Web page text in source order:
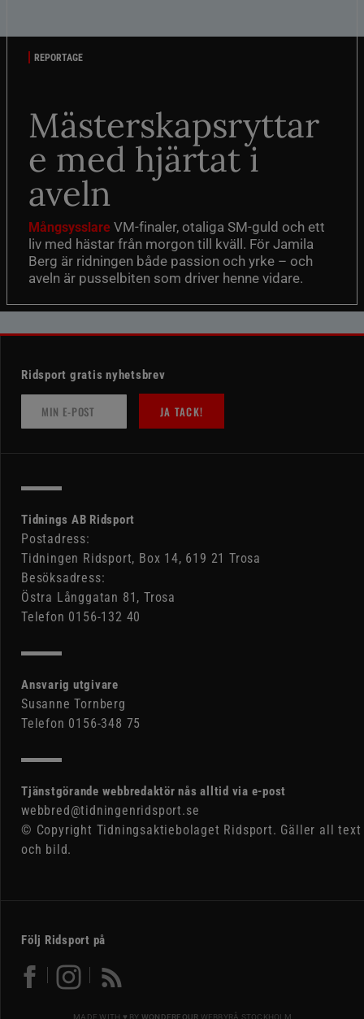
REPORTAGE
Mästerskapsryttar
e med hjärtat i
aveln
Mångsysslare VM-finaler, otaliga SM-guld och ett
liv med hästar från morgon till kväll. För Jamila
Berg är ridningen både passion och yrke – och
aveln är pusselbiten som driver henne vidare.
Ridsport gratis nyhetsbrev
JA TACK!
Tidnings AB Ridsport
Postadress:
Tidningen Ridsport, Box 14, 619 21 Trosa
Besöksadress:
Östra Långgatan 81, Trosa
Telefon 0156-132 40
Ansvarig utgivare
Susanne Tornberg
Telefon 0156-348 75
Tjänstgörande webbredaktör nås alltid via e-post
webbred@tidningenridsport.se
© Copyright Tidningsaktiebolaget Ridsport. Gäller all text
och bild.
Följ Ridsport på
MADE WITH ♥ BY WONDERFOUR WEBBYRÅ STOCKHOLM